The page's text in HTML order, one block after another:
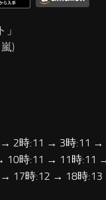
」
)
2時:11 → 3時:11
10時:11 → 11時:11
17時:12 → 18時